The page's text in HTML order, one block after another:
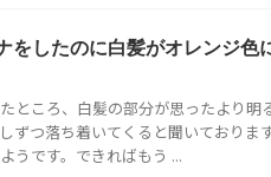
をしたのに白髪がオレンジ色
ところ、白髪の部分が思ったより明
ずつ落ち着いてくると聞いておりま
うです。できればもう ...